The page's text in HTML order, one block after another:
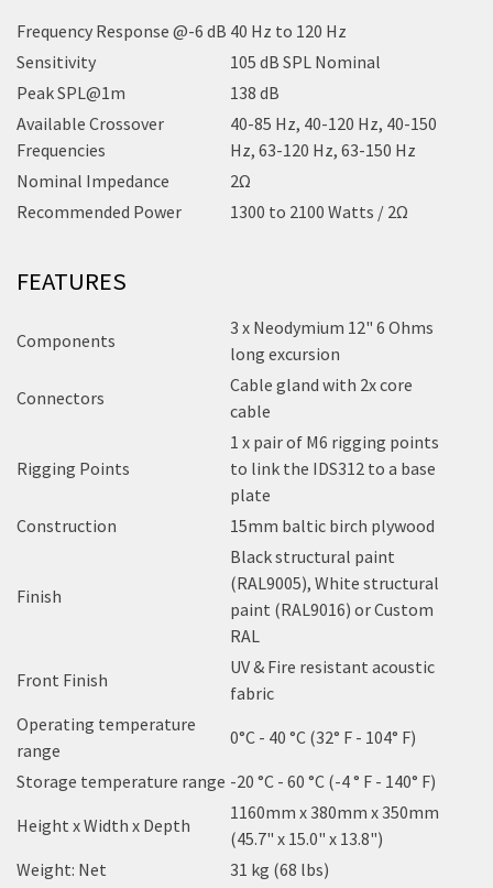
Frequency Response @-6 dB 40 Hz to 120 Hz
Sensitivity
105 dB SPL Nominal
Peak SPL@1m
138 dB
Available Crossover
Frequencies
40-85 Hz, 40-120 Hz, 40-150
Hz, 63-120 Hz, 63-150 Hz
Nominal Impedance
2Ω
Recommended Power
1300 to 2100 Watts / 2Ω
FEATURES
Components
3 x Neodymium 12" 6 Ohms
long excursion
Connectors
Cable gland with 2x core
cable
Rigging Points
1 x pair of M6 rigging points
to link the IDS312 to a base
plate
Construction
15mm baltic birch plywood
Finish
Black structural paint
(RAL9005), White structural
paint (RAL9016) or Custom
RAL
Front Finish
UV & Fire resistant acoustic
fabric
Operating temperature
range
0°C - 40 °C (32° F - 104° F)
Storage temperature range -20 °C - 60 °C (-4 ° F - 140° F)
Height x Width x Depth
1160mm x 380mm x 350mm
(45.7" x 15.0" x 13.8")
Weight: Net
31 kg (68 lbs)